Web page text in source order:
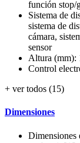
función stop/
Sistema de
sistema de
cámara,
sensor
Altura (mm):
Control
+ ver todos (15)
Dimensiones
Dimensiones